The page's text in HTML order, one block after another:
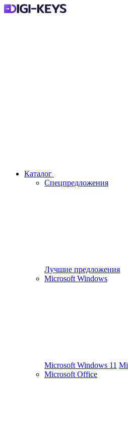
Каталог
Спецпредложения
Лучшие предложения
Microsoft Windows
Microsoft Windows 11
Microsoft Office